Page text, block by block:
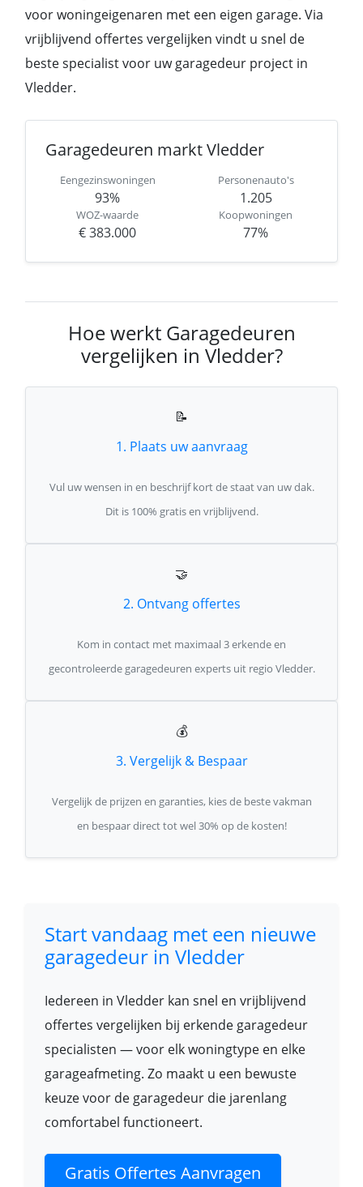
voor woningeigenaren met een eigen garage. Via
vrijblijvend offertes vergelijken vindt u snel de
beste specialist voor uw garagedeur project in
Vledder.
Garagedeuren markt Vledder
Eengezinswoningen
93%
Personenauto's
1.205
WOZ-waarde
€ 383.000
Koopwoningen
77%
Hoe werkt Garagedeuren
vergelijken in Vledder?
📝
1. Plaats uw aanvraag
Vul uw wensen in en beschrijf kort de staat van uw dak.
Dit is 100% gratis en vrijblijvend.
🤝
2. Ontvang offertes
Kom in contact met maximaal 3 erkende en
gecontroleerde garagedeuren experts uit regio Vledder.
💰
3. Vergelijk & Bespaar
Vergelijk de prijzen en garanties, kies de beste vakman
en bespaar direct tot wel 30% op de kosten!
Start vandaag met een nieuwe
garagedeur in Vledder
Iedereen in Vledder kan snel en vrijblijvend
offertes vergelijken bij erkende garagedeur
specialisten — voor elk woningtype en elke
garageafmeting. Zo maakt u een bewuste
keuze voor de garagedeur die jarenlang
comfortabel functioneert.
Gratis Offertes Aanvragen